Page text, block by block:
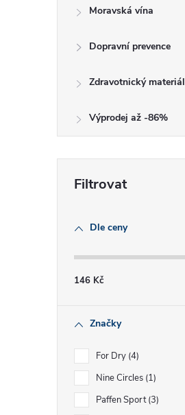
Moravská vína
Dopravní prevence
Zdravotnický materiál
Výprodej až -86%
Dle ceny
146 Kč
Značky
For Dry 4
Nine Circles 1
Paffen Sport 3